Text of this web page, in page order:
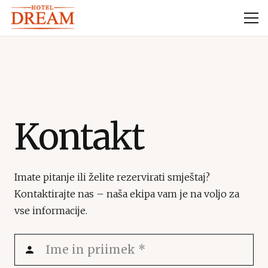
Kontakt
Imate pitanje ili želite rezervirati smještaj?
Kontaktirajte nas – naša ekipa vam je na voljo za
vse informacije.
person